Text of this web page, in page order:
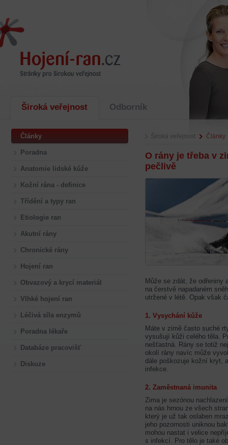
Široká veřejnost Odborník
Široká veřejnost Články
O rány je třeba v
pečlivě
Může se zdát, že odřeniny
na čerstvě napadaném
utržené v létě. Opak však
1. Vysychání kůže
Máte v zimě často suché
vysušují kůži celého těla.
nešťastná. Rány se totiž
okolí rány navíc může
dále poškozuje kožní kryt,
infekce.
2. Zaměstnaná imunita
Zima je sezónou
na nás hrnou ze všech
který je už tak oslaben
jeho pozornosti uniknou
mohou nastat i velice
s infekcí. Pro tělo je také
Články
Poradna
Anatomie lidské kůže
Kožní rána - definice
Třídění a typy ran
Etiologie ran
Akutní rány
Chronické rány
Hojení ran
Obvazový a krycí materiál
Vlhké hojení ran
Léčivá síla enzymů
Poradna lékaře
Databáze pracovišť
Diskuze